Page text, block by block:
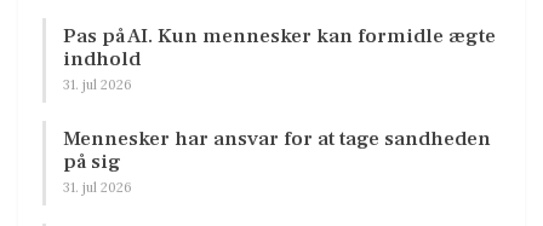
Pas på AI. Kun mennesker kan formidle ægte
indhold
31. jul 2026
Mennesker har ansvar for at tage sandheden
på sig
31. jul 2026